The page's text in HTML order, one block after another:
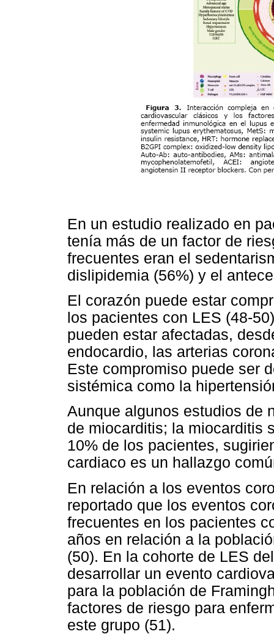
En un estudio realizado en
tenía más de un factor de
frecuentes eran el
dislipidemia (56%) y el
El corazón puede estar
los pacientes con LES (48-
pueden estar afectadas,
endocardio, las arterias
Este compromiso puede ser
sistémica como la
Aunque algunos estudios de
de miocarditis; la miocarditis
10% de los pacientes,
cardiaco es un hallazgo
En relación a los eventos
reportado que los eventos
frecuentes en los pacientes
años en relación a la
(50). En la cohorte de LES
desarrollar un evento
para la población de
factores de riesgo para
este grupo (51).